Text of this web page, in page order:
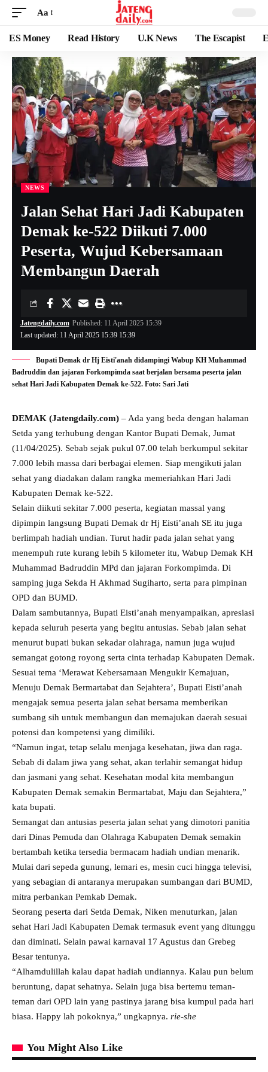
Aa
ES Money Read History U.K News The Escapist
NEWS
Jalan Sehat Hari Jadi Kabupaten
Demak ke-522 Diikuti 7.000
Peserta, Wujud Kebersamaan
Membangun Daerah
Last updated: 11 April 2025 15:39 15:39
Jatengdaily.com Published: 11 April 2025 15:39
Bupati Demak dr Hj Eisti'anah didampingi Wabup KH Muhammad
Badruddin dan jajaran Forkompimda saat berjalan bersama peserta jalan
sehat Hari Jadi Kabupaten Demak ke-522. Foto: Sari Jati
DEMAK (Jatengdaily.com) – Ada yang beda dengan halaman
Setda yang terhubung dengan Kantor Bupati Demak, Jumat
(11/04/2025). Sebab sejak pukul 07.00 telah berkumpul sekitar
7.000 lebih massa dari berbagai elemen. Siap mengikuti jalan
sehat yang diadakan dalam rangka memeriahkan Hari Jadi
Kabupaten Demak ke-522.
Selain diikuti sekitar 7.000 peserta, kegiatan massal yang
dipimpin langsung Bupati Demak dr Hj Eisti’anah SE itu juga
berlimpah hadiah undian. Turut hadir pada jalan sehat yang
menempuh rute kurang lebih 5 kilometer itu, Wabup Demak KH
Muhammad Badruddin MPd dan jajaran Forkompimda. Di
samping juga Sekda H Akhmad Sugiharto, serta para pimpinan
OPD dan BUMD.
Dalam sambutannya, Bupati Eisti’anah menyampaikan, apresiasi
kepada seluruh peserta yang begitu antusias. Sebab jalan sehat
menurut bupati bukan sekadar olahraga, namun juga wujud
semangat gotong royong serta cinta terhadap Kabupaten Demak.
Sesuai tema ‘Merawat Kebersamaan Mengukir Kemajuan,
Menuju Demak Bermartabat dan Sejahtera’, Bupati Eisti’anah
mengajak semua peserta jalan sehat bersama memberikan
sumbang sih untuk membangun dan memajukan daerah sesuai
potensi dan kompetensi yang dimiliki.
“Namun ingat, tetap selalu menjaga kesehatan, jiwa dan raga.
Sebab di dalam jiwa yang sehat, akan terlahir semangat hidup
dan jasmani yang sehat. Kesehatan modal kita membangun
Kabupaten Demak semakin Bermartabat, Maju dan Sejahtera,”
kata bupati.
Semangat dan antusias peserta jalan sehat yang dimotori panitia
dari Dinas Pemuda dan Olahraga Kabupaten Demak semakin
bertambah ketika tersedia bermacam hadiah undian menarik.
Mulai dari sepeda gunung, lemari es, mesin cuci hingga televisi,
yang sebagian di antaranya merupakan sumbangan dari BUMD,
mitra perbankan Pemkab Demak.
Seorang peserta dari Setda Demak, Niken menuturkan, jalan
sehat Hari Jadi Kabupaten Demak termasuk event yang ditunggu
dan diminati. Selain pawai karnaval 17 Agustus dan Grebeg
Besar tentunya.
“Alhamdulillah kalau dapat hadiah undiannya. Kalau pun belum
beruntung, dapat sehatnya. Selain juga bisa bertemu teman-
teman dari OPD lain yang pastinya jarang bisa kumpul pada hari
biasa. Happy lah pokoknya,” ungkapnya. rie-she
You Might Also Like